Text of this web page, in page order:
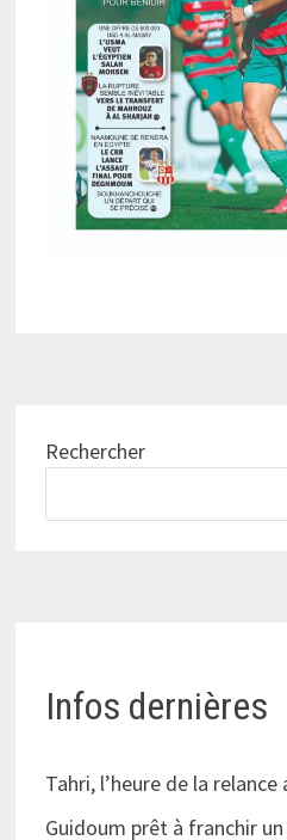
Rechercher
Infos dernières
Tahri, l’heure de la relance
Guidoum prêt à franchir un